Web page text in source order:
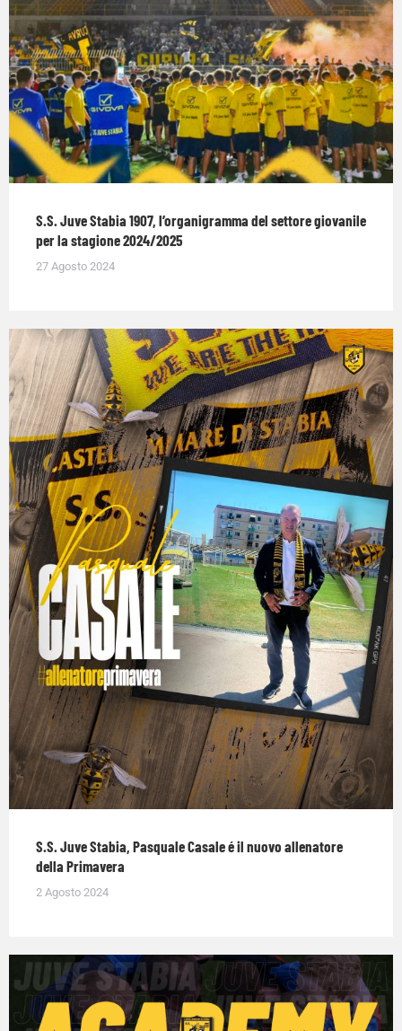
S.S. Juve Stabia 1907, l’organigramma del settore giovanile
per la stagione 2024/2025
27 Agosto 2024
S.S. Juve Stabia, Pasquale Casale é il nuovo allenatore
della Primavera
2 Agosto 2024